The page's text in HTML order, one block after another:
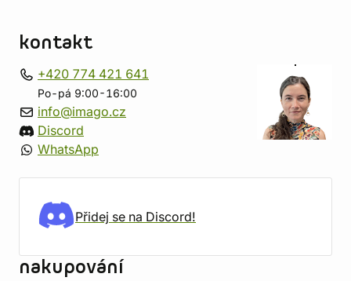
kontakt
+420 774 421 641
Po-pá 9:00-16:00
info@imago.cz
Discord
WhatsApp
Přidej se na Discord!
nakupování